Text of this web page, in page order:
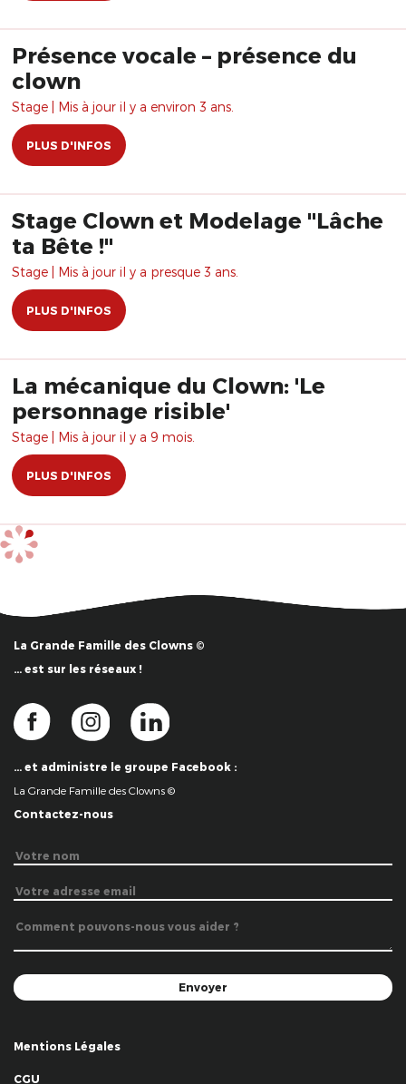
Présence vocale – présence du
clown
Stage | Mis à jour il y a environ 3 ans.
PLUS D'INFOS
Stage Clown et Modelage "Lâche
ta Bête !"
Stage | Mis à jour il y a presque 3 ans.
PLUS D'INFOS
La mécanique du Clown: 'Le
personnage risible'
Stage | Mis à jour il y a 9 mois.
PLUS D'INFOS
La Grande Famille des Clowns ©
… est sur les réseaux !
… et administre le groupe Facebook :
La Grande Famille des Clowns ©
Contactez-nous
Mentions Légales
CGU